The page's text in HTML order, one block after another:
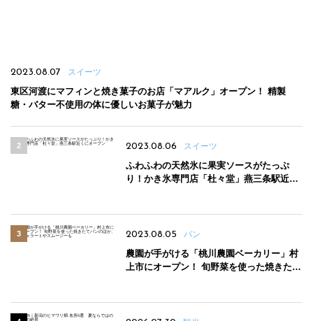
2023.08.07 スイーツ
東区河渡にマフィンと焼き菓子のお店「マアルク」オープン！ 精製
糖・バター不使用の体に優しいお菓子が魅力
2023.08.06 スイーツ
ふわふわの天然氷に果実ソースがたっぷ
り！かき氷専門店「杜々堂」燕三条駅近く
2023.08.05 パン
農園が手がける「桃川農園ベーカリー」村
上市にオープン！ 旬野菜を使った焼きたて